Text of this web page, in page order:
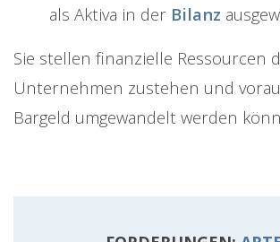
als Aktiva in der Bilanz
Sie stellen finanzielle Ressourcen
Unternehmen zustehen und
Bargeld umgewandelt werden